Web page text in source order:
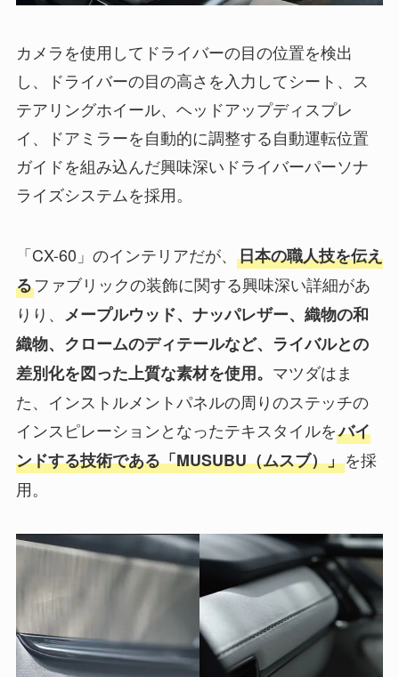
カメラを使用してドライバーの目の位置を検出
し、ドライバーの目の高さを入力してシート、ス
テアリングホイール、ヘッドアップディスプレ
イ、ドアミラーを自動的に調整する自動運転位置
ガイドを組み込んだ興味深いドライバーパーソナ
ライズシステムを採用。
「CX-60」のインテリアだが、 日本の職人技を伝え
るファブリックの装飾に関する興味深い詳細があ
りり、 メープルウッド、ナッパレザー、織物の和
織物、クロームのディテールなど、ライバルとの
差別化を図った上質な素材を使用。 マツダはま
た、インストルメントパネルの周りのステッチの
インスピレーションとなったテキスタイルをバイ
ンドする技術である「MUSUBU（ムスブ）」を採
用。